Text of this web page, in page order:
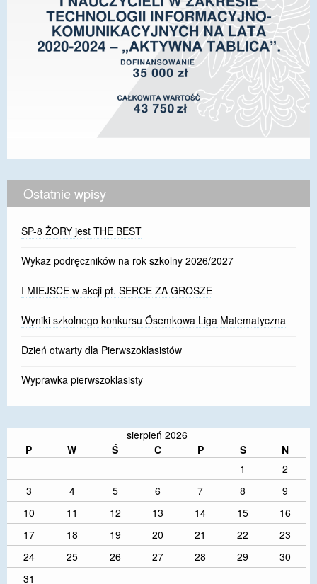
Ostatnie wpisy
SP-8 ŻORY jest THE BEST
Wykaz podręczników na rok szkolny 2026/2027
I MIEJSCE w akcji pt. SERCE ZA GROSZE
Wyniki szkolnego konkursu Ósemkowa Liga Matematyczna
Dzień otwarty dla Pierwszoklasistów
Wyprawka pierwszoklasisty
sierpień 2026
P
W Ś C P S
N
1
2
3
4 5 6 7 8
9
10
11 12 13 14 15
16
17
18 19 20 21 22
23
24
25 26 27 28 29
30
31